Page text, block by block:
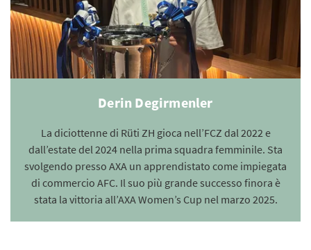
Derin Degirmenler
La diciottenne di Rüti ZH gioca nell’FCZ dal 2022 e
dall’estate del 2024 nella prima squadra femminile. Sta
svolgendo presso AXA un apprendistato come impiegata
di commercio AFC. Il suo più grande successo finora è
stata la vittoria all’AXA Women’s Cup nel marzo 2025.